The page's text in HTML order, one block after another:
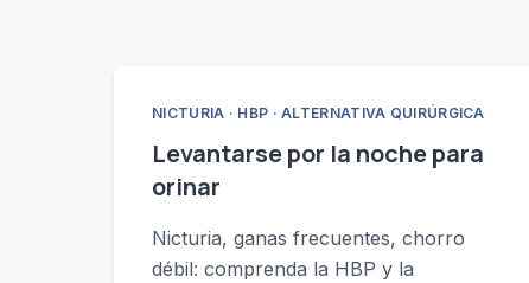
NICTURIA · HBP · ALTERNATIVA QUIRÚRGICA
Levantarse por la noche para
orinar
Nicturia, ganas frecuentes, chorro
débil: comprenda la HBP y la